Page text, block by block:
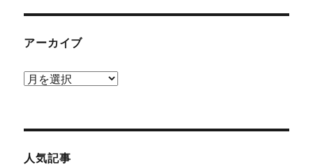
アーカイブ
ア
ブ
人気記事